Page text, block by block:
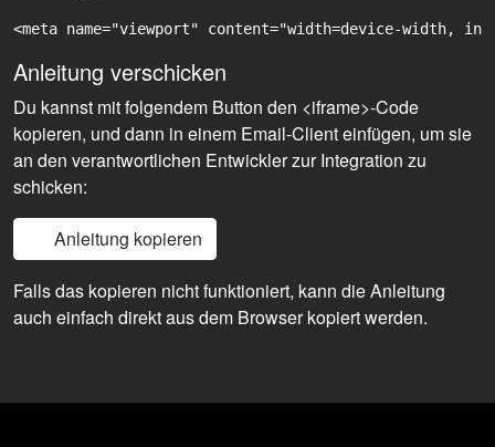
<meta name="viewport" content="width=device-width,
Anleitung verschicken
Du kannst mit folgendem Button den <iframe>-Code
kopieren, und dann in einem Email-Client einfügen, um sie
an den verantwortlichen Entwickler zur Integration zu
schicken:
Anleitung kopieren
Falls das kopieren nicht funktioniert, kann die Anleitung
auch einfach direkt aus dem Browser kopiert werden.